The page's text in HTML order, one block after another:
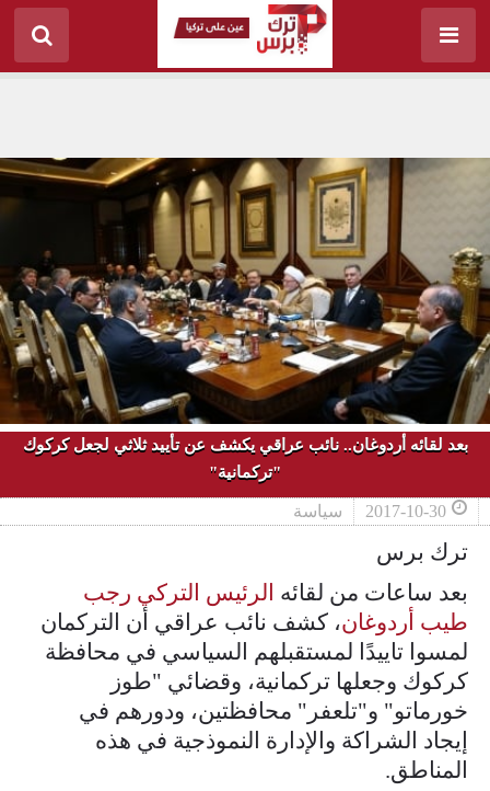
بعد لقائه أردوغان.. نائب عراقي يكشف عن تأييد ثلاثي لجعل كركوك
"تركمانية"
2017-10-30 سياسة
ترك برس
بعد ساعات من لقائه الرئيس التركي رجب
طيب أردوغان، كشف نائب عراقي أن التركمان
لمسوا تاييدًا لمستقبلهم السياسي في محافظة
كركوك وجعلها تركمانية، وقضائي "طوز
خورماتو" و"تلعفر" محافظتين، ودورهم في
إيجاد الشراكة والإدارة النموذجية في هذه
المناطق.